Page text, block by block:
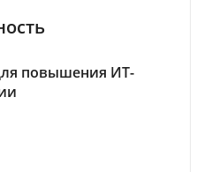
повышения ИТ-